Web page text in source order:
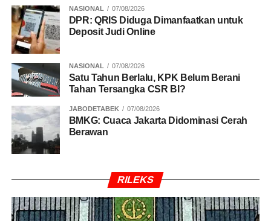
NASIONAL 07/08/2026
DPR: QRIS Diduga Dimanfaatkan untuk
Deposit Judi Online
NASIONAL 07/08/2026
Satu Tahun Berlalu, KPK Belum Berani
Tahan Tersangka CSR BI?
JABODETABEK 07/08/2026
BMKG: Cuaca Jakarta Didominasi Cerah
Berawan
RILEKS